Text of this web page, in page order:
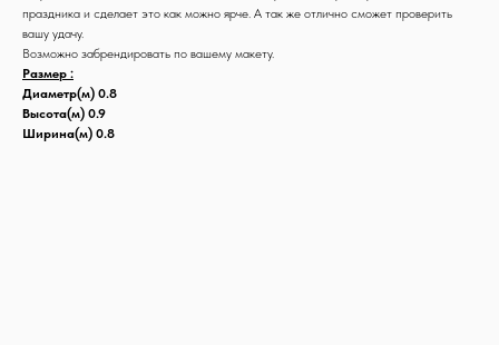
праздника и сделает это как можно ярче. А так же отлично сможет проверить
вашу удачу.
Возможно забрендировать по вашему макету.
Размер :
Диаметр(м) 0.8
Высота(м) 0.9
Ширина(м) 0.8